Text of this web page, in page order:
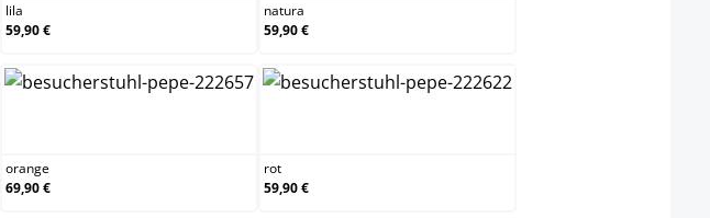
lila
59,90 €
natura
59,90 €
orange
69,90 €
rot
59,90 €